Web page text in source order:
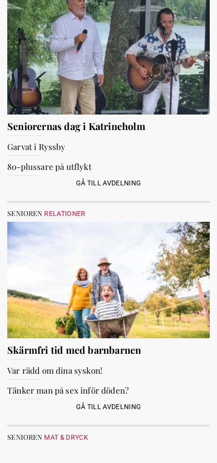
Seniorernas dag i Katrineholm
Garvat i Ryssby
80-plussare på utflykt
GÅ TILL AVDELNING
SENIOREN RELATIONER
Skärmfri tid med barnbarnen
Var rädd om dina syskon!
Tänker man på sex inför döden?
GÅ TILL AVDELNING
SENIOREN MAT & DRYCK